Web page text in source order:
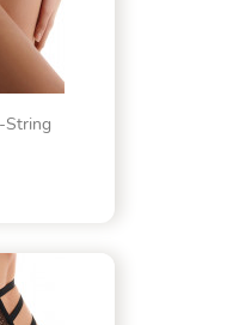
String